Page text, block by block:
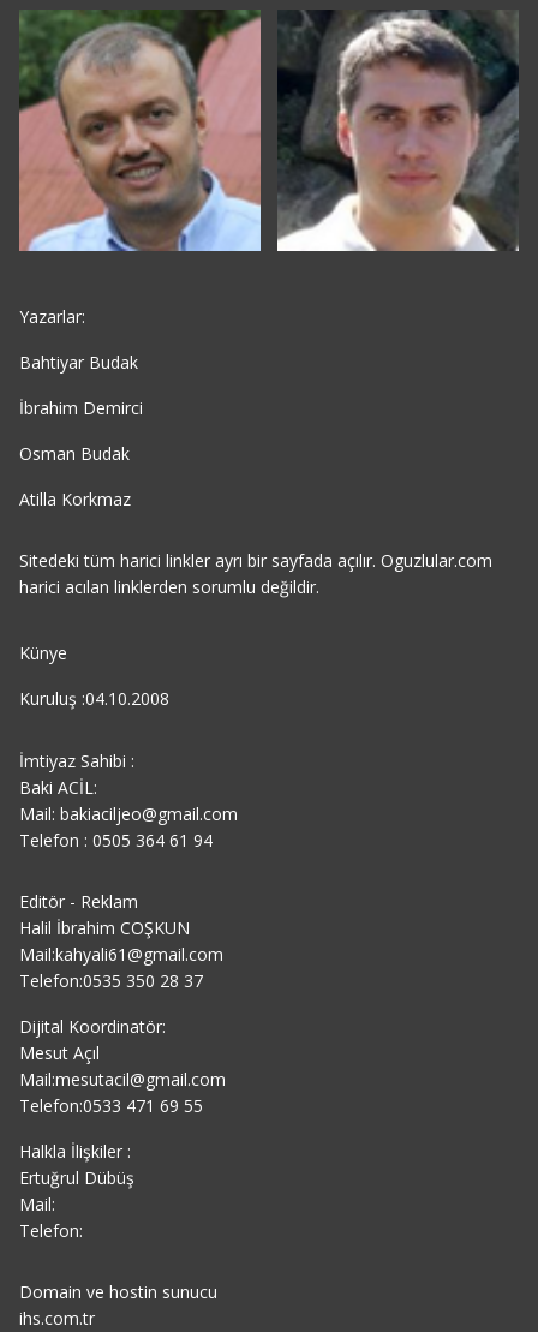
Yazarlar:
Bahtiyar Budak
İbrahim Demirci
Osman Budak
Atilla Korkmaz
Sitedeki tüm harici linkler ayrı bir sayfada açılır. Oguzlular.com
harici acılan linklerden sorumlu değildir.
Künye
Kuruluş :04.10.2008
İmtiyaz Sahibi :
Baki ACİL:
Mail: bakiaciljeo@gmail.com
Telefon : 0505 364 61 94
Editör - Reklam
Halil İbrahim COŞKUN
Mail:kahyali61@gmail.com
Telefon:0535 350 28 37
Dijital Koordinatör:
Mesut Açıl
Mail:mesutacil@gmail.com
Telefon:0533 471 69 55
Halkla İlişkiler :
Ertuğrul Dübüş
Mail:
Telefon:
Domain ve hostin sunucu
ihs.com.tr